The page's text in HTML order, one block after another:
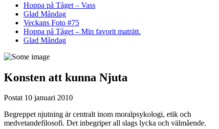
Hoppa på Tåget – Vass
Glad Måndag
Veckans Foto #75
Hoppa på Tåget – Min favorit maträtt.
Glad Måndag
Konsten att kunna Njuta
Postat 10 januari 2010
Begreppet njutning är centralt inom moralpsykologi, etik och
medvetandefilosofi. Det inbegriper all slags lycka och välmående.